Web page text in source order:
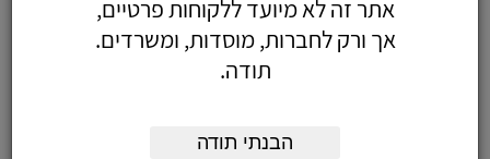
הרמוניקה מקרטון 12 תאים אוקטב
אתר זה לא מיועד ללקוחות פרטיים,
אך ורק לחברות, מוסדות, ומשרדים.
תודה.
הבנתי תודה